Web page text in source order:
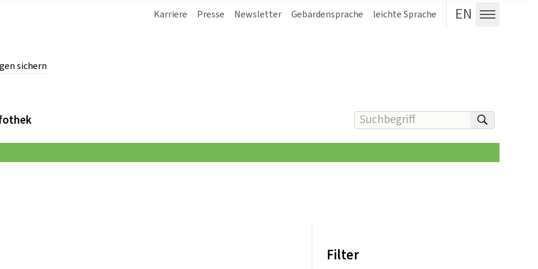
sichern
Karriere Presse Newsletter Gebärdensprache leichte Sprache EN
Menü
Suchbegriff(e) eingeben
Filter